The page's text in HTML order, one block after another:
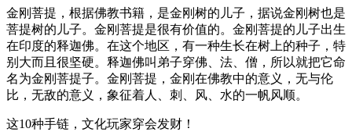
金刚菩提，根据佛教书籍，是金刚树的儿子，据说金刚树也是
菩提树的儿子。金刚菩提是很有价值的。金刚菩提的儿子出生
在印度的释迦佛。在这个地区，有一种生长在树上的种子，特
别大而且很坚硬。释迦佛叫弟子穿佛、法、僧，所以就把它命
名为金刚菩提子。金刚菩提，金刚在佛教中的意义，无与伦
比，无敌的意义，象征着人、刺、风、水的一帆风顺。
这10种手链，文化玩家穿会发财！